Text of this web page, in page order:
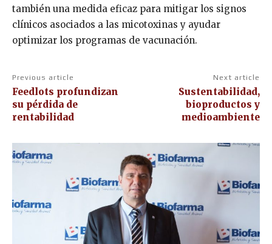
también una medida eficaz para mitigar los signos
clínicos asociados a las micotoxinas y ayudar
optimizar los programas de vacunación.
Previous article
Feedlots profundizan
su pérdida de
rentabilidad
Next article
Sustentabilidad,
bioproductos y
medioambiente